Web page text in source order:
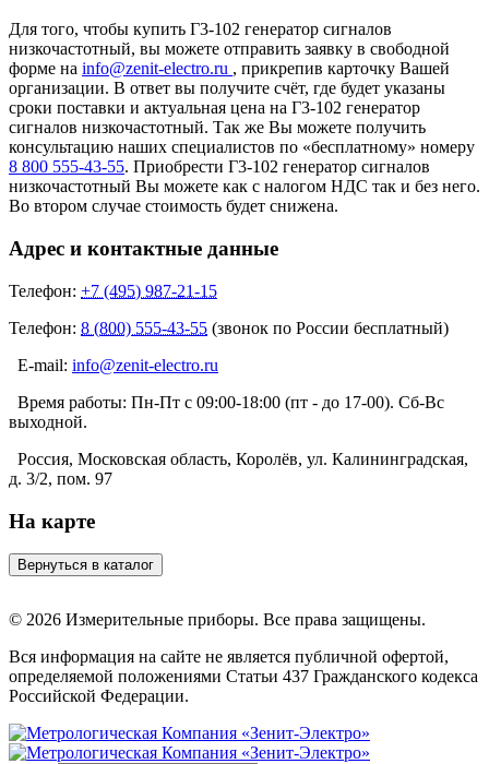
Для того, чтобы купить Г3-102 генератор сигналов
низкочастотный, вы можете отправить заявку в свободной
форме на info@zenit-electro.ru , прикрепив карточку Вашей
организации. В ответ вы получите счёт, где будет указаны
сроки поставки и актуальная цена на Г3-102 генератор
сигналов низкочастотный. Так же Вы можете получить
консультацию наших специалистов по «бесплатному» номеру
8 800 555-43-55. Приобрести Г3-102 генератор сигналов
низкочастотный Вы можете как с налогом НДС так и без него.
Во втором случае стоимость будет снижена.
Адрес и контактные данные
Телефон: +7 (495) 987-21-15
Телефон: 8 (800) 555-43-55 (звонок по России бесплатный)
E-mail: info@zenit-electro.ru
Время работы: Пн-Пт с 09:00-18:00 (пт - до 17-00). Сб-Вс
выходной.
Россия, Московская область, Королёв, ул. Калининградская,
д. 3/2, пом. 97
На карте
© 2026 Измерительные приборы. Все права защищены.
Вся информация на сайте не является публичной офертой,
определяемой положениями Статьи 437 Гражданского кодекса
Российской Федерации.